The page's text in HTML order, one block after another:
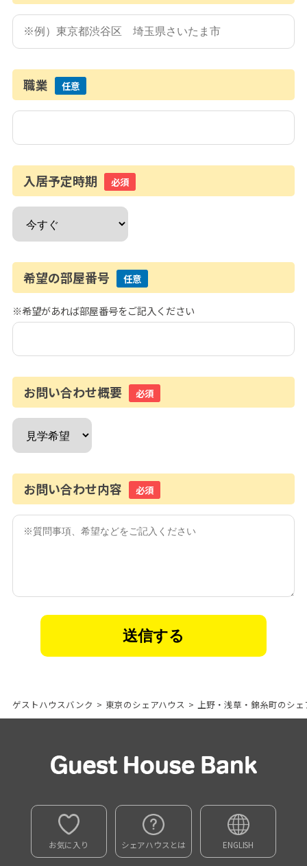
職業 任意
入居予定時期 必須
希望の部屋番号 任意
※希望があれば部屋番号をご記入ください
お問い合わせ概要 必須
お問い合わせ内容 必須
ゲストハウスバンク > 東京のシェアハウス > 上野・浅草・錦糸町のシェ
お気に入り シェアハウスとは ENGLISH